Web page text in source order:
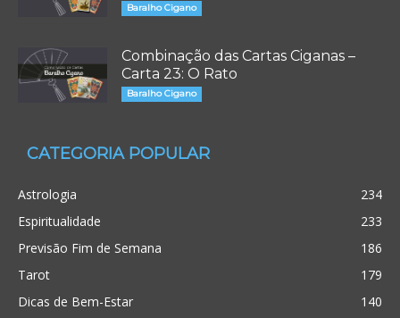
Baralho Cigano
Combinação das Cartas Ciganas –
Carta 23: O Rato
Baralho Cigano
CATEGORIA POPULAR
Astrologia
234
Espiritualidade
233
Previsão Fim de Semana
186
Tarot
179
Dicas de Bem-Estar
140